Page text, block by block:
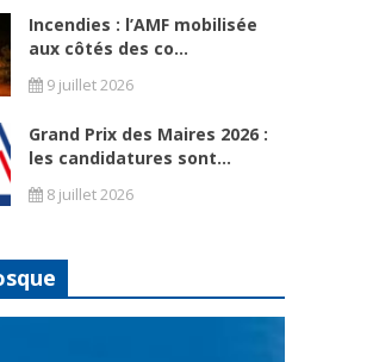
Incendies : l’AMF mobilisée
aux côtés des co...
9 juillet 2026
Grand Prix des Maires 2026 :
les candidatures sont...
8 juillet 2026